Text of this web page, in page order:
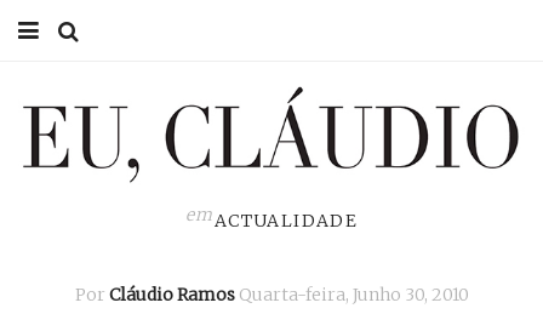
EU CLÁUDIO
emACTUALIDADE
Por Cláudio Ramos Quarta-feira, Junho 30, 2010